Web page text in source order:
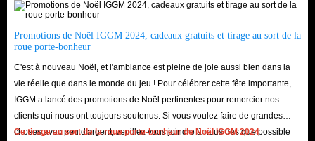
venezAcheter Spina Toram
Promotions de Noël IGGM 2024, cadeaux gratuits et tirage au sort de la
roue porte-bonheur
C'est à nouveau Noël, et l'ambiance est pleine de joie aussi bien dans la
vie réelle que dans le monde du jeu ! Pour célébrer cette fête importante,
IGGM a lancé des promotions de Noël pertinentes pour remercier nos
clients qui nous ont toujours soutenus. Si vous voulez faire de grandes
choses avec peu d'argent, veuillez vous joindre à nous dès que possible
Ce tirage au sort de la roue porte-bonheur de Noël IGGM 2024